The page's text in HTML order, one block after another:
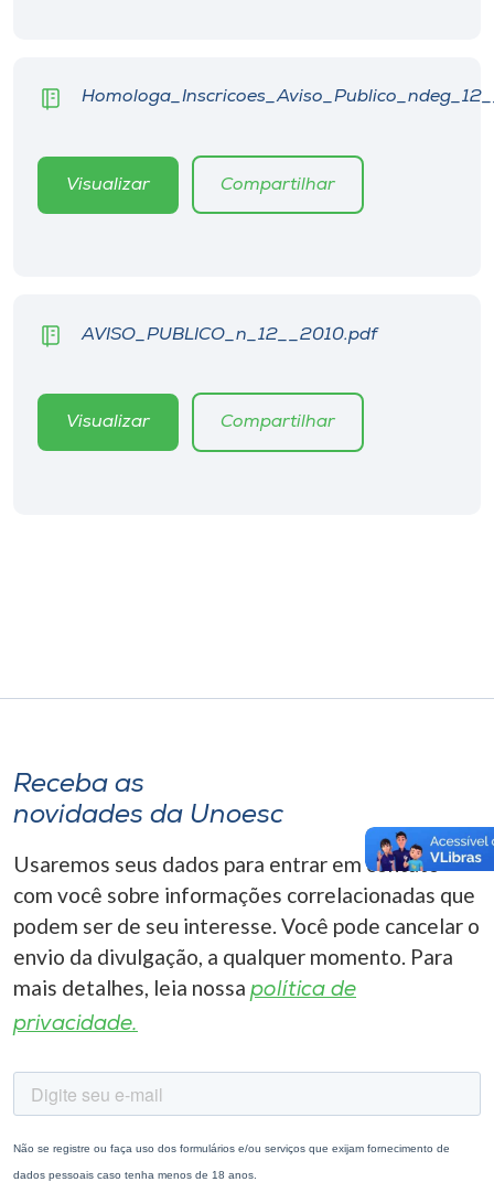
Visualizar Compartilhar
AVISO_PUBLICO_n_12__2010.pdf
Visualizar Compartilhar
Receba as
novidades da Unoesc
Usaremos seus dados para entrar em contato
com você sobre informações correlacionadas que
podem ser de seu interesse. Você pode cancelar o
envio da divulgação, a qualquer momento. Para
mais detalhes, leia nossa política de
privacidade.